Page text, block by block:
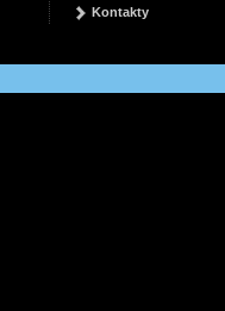
Kontakty